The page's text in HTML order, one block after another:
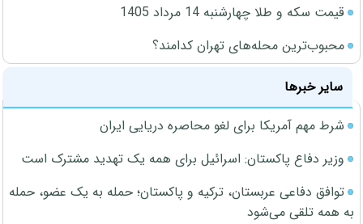
قیمت سکه و طلا چهارشنبه 14 مرداد 1405
محبوب‌ترین محله‌های تهران کدامند؟
سایر خبرها
شرط مهم آمریکا برای لغو محاصره دریایی ایران
وزیر دفاع پاکستان: اسرائیل برای همه یک تهدید مشترک است
توافق دفاعی عربستان، ترکیه و پاکستان؛ حمله به یک عضو، حمله
به همه تلقی می‌شود